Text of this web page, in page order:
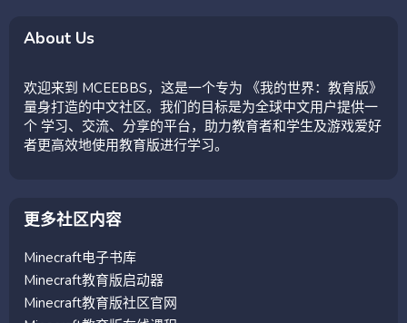
About Us
欢迎来到 MCEEBBS，这是一个专为 《我的世界：教育版》
量身打造的中文社区。我们的目标是为全球中文用户提供一
个 学习、交流、分享的平台，助力教育者和学生及游戏爱好
者更高效地使用教育版进行学习。
更多社区内容
Minecraft电子书库
Minecraft教育版启动器
Minecraft教育版社区官网